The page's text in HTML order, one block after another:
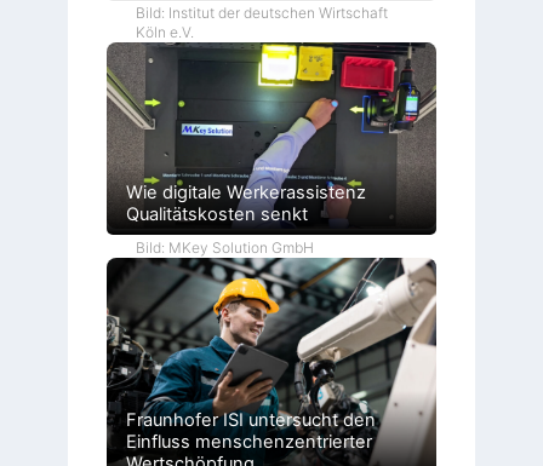
Bild: Institut der deutschen Wirtschaft
Köln e.V.
Wie digitale Werkerassistenz
Qualitätskosten senkt
Bild: MKey Solution GmbH
Fraunhofer ISI untersucht den
Einfluss menschenzentrierter